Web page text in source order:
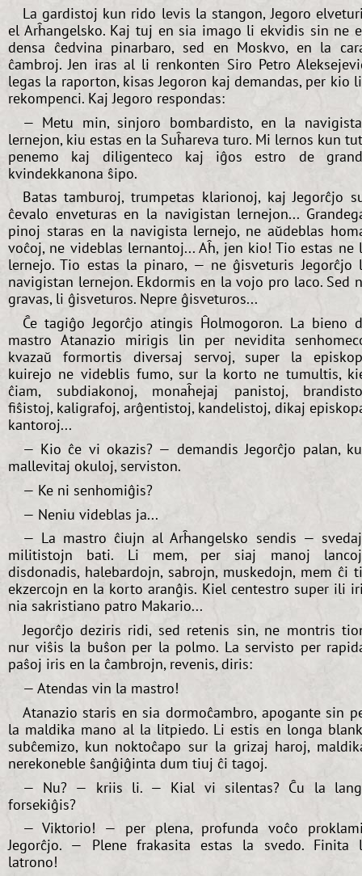
La gardistoj kun rido levis la stangon, Jegoro
el Arĥangelsko. Kaj tuj en sia imago li ekvidis sin ne
densa ĉedvina pinarbaro, sed en Moskvo, en la
ĉambroj. Jen iras al li renkonten Siro Petro
legas la raporton, kisas Jegoron kaj demandas, per kio
rekompenci. Kaj Jegoro respondas:
— Metu min, sinjoro bombardisto, en la
lernejon, kiu estas en la Suĥareva turo. Mi lernos kun
penemo kaj diligenteco kaj iĝos estro de
kvindekkanona ŝipo.
Batas tamburoj, trumpetas klarionoj, kaj Jegorĉjo
ĉevalo enveturas en la navigistan lernejon...
pinoj staras en la navigista lernejo, ne aŭdeblas
voĉoj, ne videblas lernantoj... Aĥ, jen kio! Tio estas ne
lernejo. Tio estas la pinaro, — ne ĝisveturis Jegorĉjo
navigistan lernejon. Ekdormis en la vojo pro laco. Sed
gravas, li ĝisveturos. Nepre ĝisveturos...
Ĉe tagiĝo Jegorĉjo atingis Ĥolmogoron. La bieno
mastro Atanazio mirigis lin per nevidita
kvazaŭ formortis diversaj servoj, super la
kuirejo ne videblis fumo, sur la korto ne tumultis,
ĉiam, subdiakonoj, monaĥejaj panistoj,
fiŝistoj, kaligrafoj, arĝentistoj, kandelistoj, dikaj
kantoroj...
— Kio ĉe vi okazis? — demandis Jegorĉjo palan,
mallevitaj okuloj, serviston.
— Ke ni senhomiĝis?
— Neniu videblas ja...
— La mastro ĉiujn al Arĥangelsko sendis —
militistojn bati. Li mem, per siaj manoj
disdonadis, halebardojn, sabrojn, muskedojn, mem ĉi
ekzercojn en la korto aranĝis. Kiel centestro super ili
nia sakristiano patro Makario...
Jegorĉjo deziris ridi, sed retenis sin, ne montris
nur viŝis la buŝon per la polmo. La servisto per
paŝoj iris en la ĉambrojn, revenis, diris:
— Atendas vin la mastro!
Atanazio staris en sia dormoĉambro, apogante sin
la maldika mano al la litpiedo. Li estis en longa
subĉemizo, kun noktoĉapo sur la grizaj haroj,
nerekoneble ŝanĝiĝinta dum tiuj ĉi tagoj.
— Nu? — kriis li. — Kial vi silentas? Ĉu la
forsekiĝis?
— Viktorio! — per plena, profunda voĉo
Jegorĉjo. — Plene frakasita estas la svedo. Finita
latrono!